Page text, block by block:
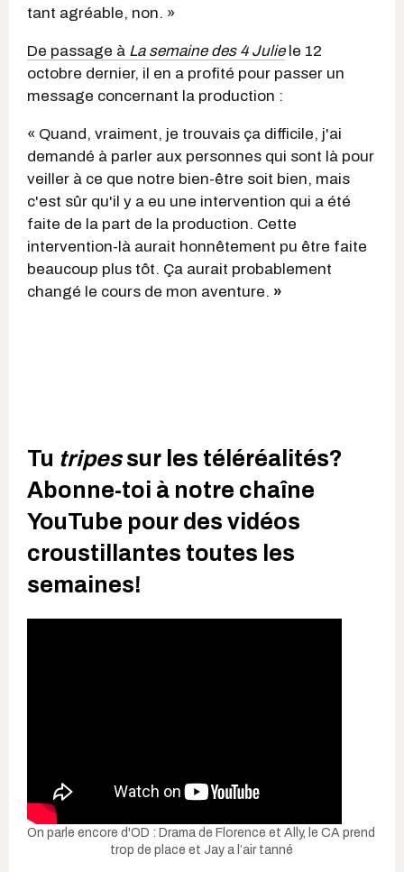
tant agréable, non. »
De passage à La semaine des 4 Juliele 12
octobre dernier, il en a profité pour passer un
message concernant la production :
« Quand, vraiment, je trouvais ça difficile, j'ai
demandé à parler aux personnes qui sont là pour
veiller à ce que notre bien-être soit bien, mais
c'est sûr qu'il y a eu une intervention qui a été
faite de la part de la production. Cette
intervention-là aurait honnêtement pu être faite
beaucoup plus tôt. Ça aurait probablement
changé le cours de mon aventure. »
Tu tripessur les téléréalités?
Abonne-toi à notre chaîne
YouTube pour des vidéos
croustillantes toutes les
semaines!
On parle encore d'OD : Drama de Florence et Ally, le CA prend
trop de place et Jay a l’air tanné